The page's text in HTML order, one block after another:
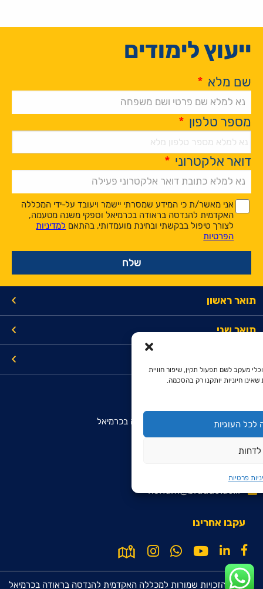
מעקב לשם תפעול תקין, שיפור חוויית
חיוניות יותקנו רק בהסכמה.
העוגיות
לדחות
פרטיות
ייעוץ לימודים
שם מלא *
מספר טלפון *
דואר אלקטרוני *
*
*
אני מאשר/ת כי המידע שמסרתי יישמר ויעובד על-ידי המכללה
האקדמית להנדסה בראודה בכרמיאל וספקי משנה מטעמה,
לצורך טיפול בבקשתי ובחינת מועמדותי, בהתאם למדיניות
הפרטיות
Alternative:
תואר ראשון
תואר שני
המכללה האקדמית להנדסה בראודה בכרמיאל
רח' סנונית 51, ת.ד. 78
כרמיאל 2161002
9099*
עקבו אחרינו
© כל הזכויות שמורות למכללה האקדמית להנדסה בראודה בכרמיאל